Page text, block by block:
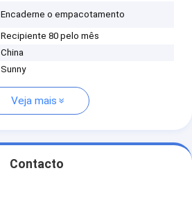
Encaderne o empacotamento
Recipiente 80 pelo mês
China
Sunny
Veja mais
Contacto